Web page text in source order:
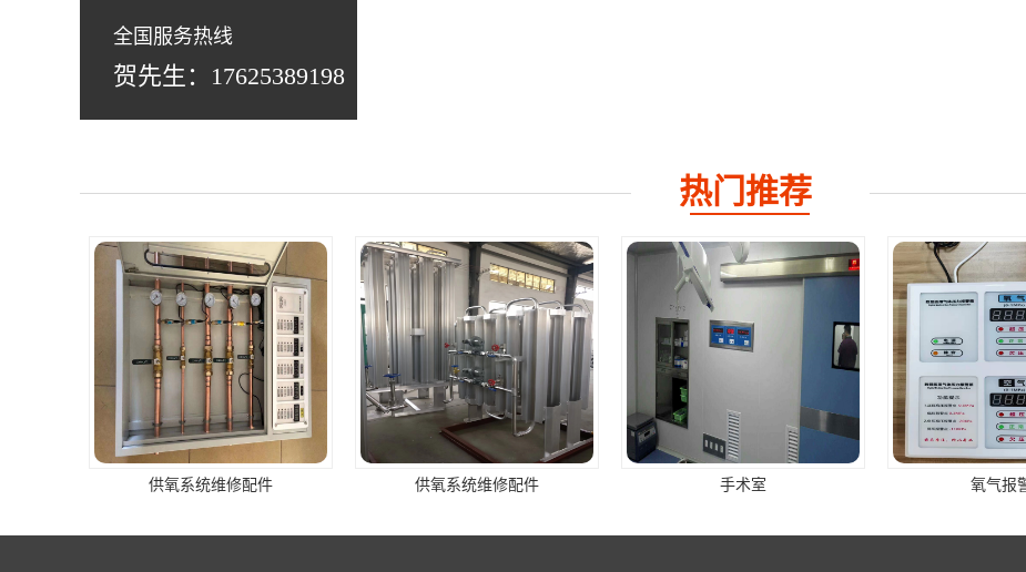
全国服务热线
贺先生：17625389198
热门推荐
供氧系统维修配件 手术室 氧气报警器 数显自动